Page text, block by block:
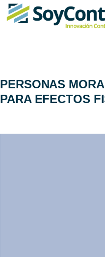
PERSONAS
PARA EFECTOS